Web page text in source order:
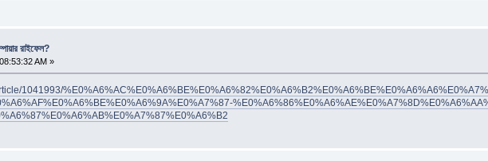
রাইফেল?
AM »
1041993/